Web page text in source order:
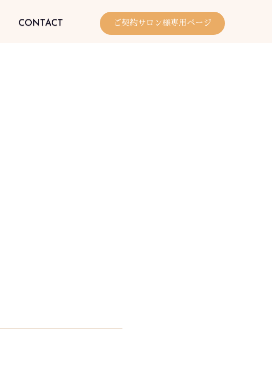
CONTACT ご契約サロン様専用ページ